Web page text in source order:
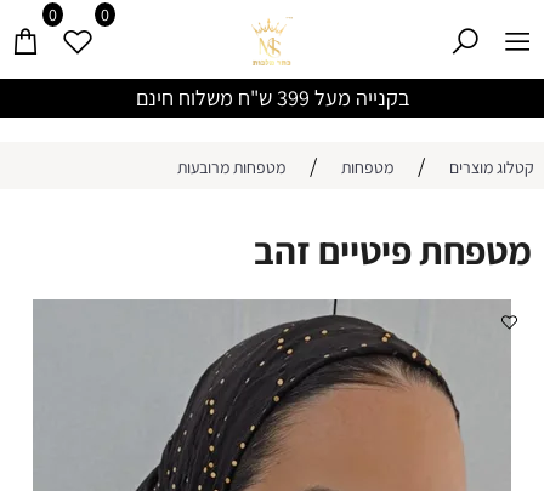
בקנייה מעל 399 ש"ח משלוח חינם
0 0
קטלוג מוצרים / מטפחות / מטפחות מרובעות
מטפחת פיטיים זהב